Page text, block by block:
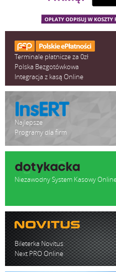
Terminale płatnicze za 0zł
Polska Bezgotówkowa
Integracja z kasą Online
Najlepsze
Programy dla firm
Niezawodny System Kasowy
Bileterka Novitus
Next PRO Online